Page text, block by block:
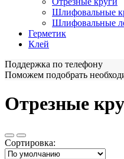
Шлифовальные
Шлифовальные
Герметик
Клей
Поддержка по телефону
Поможем подобрать
Отрезные
Сортировка: